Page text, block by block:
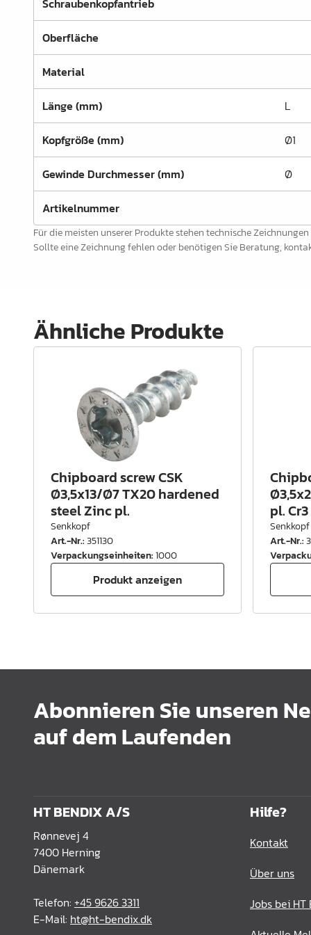
Schrankrohre &
Schrankrohrlager
Leisten Profile
Elektro Artikel
Chemie & Reparatur
König Produkte
Werkzeug
Verpackung
Schraubenkopfantrieb
Oberfläche
Material
Länge (mm) L
Kopfgröße (mm) Ø1
Gewinde Durchmesser (mm) Ø
Artikelnummer
Für die meisten unserer Produkte stehen technische
Sollte eine Zeichnung fehlen oder benötigen Sie Beratung,
Ähnliche Produkte
Chipboard screw CSK
Ø3,5x13/Ø7 TX20 hardened
steel Zinc pl.
Senkkopf
Art.-Nr.:351130
Verpackungseinheiten:1000
Produkt anzeigen
pl. Cr3
Senkkopf
Art.-Nr.:
Abonnieren Sie unseren
auf dem Laufenden
HT BENDIX A/S
Rønnevej 4
7400 Herning
Dänemark
Telefon: +45 9626 3311
E-Mail: ht@ht-bendix.dk
Hilfe?
Kontakt
Über uns
Jobs bei HT